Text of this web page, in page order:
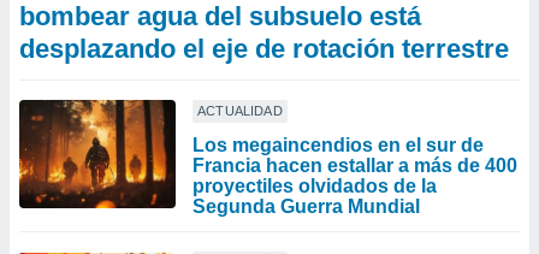
bombear agua del subsuelo está
desplazando el eje de rotación terrestre
ACTUALIDAD
Los megaincendios en el sur de
Francia hacen estallar a más de 400
proyectiles olvidados de la
Segunda Guerra Mundial